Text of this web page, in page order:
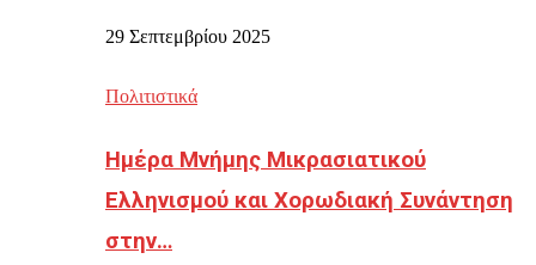
29 Σεπτεμβρίου 2025
Πολιτιστικά
Ημέρα Μνήμης Μικρασιατικού
Ελληνισμού και Χορωδιακή Συνάντηση
στην…